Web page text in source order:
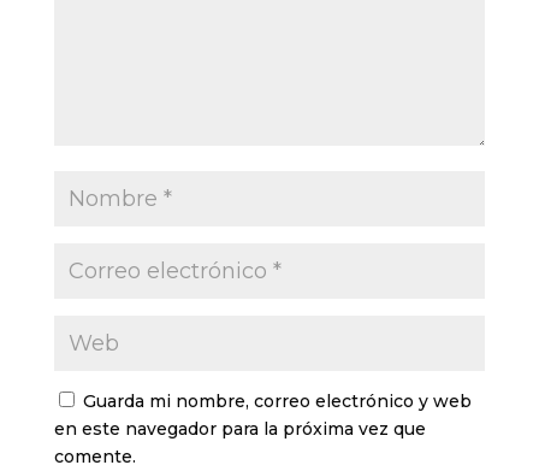
Guarda mi nombre, correo electrónico y web
en este navegador para la próxima vez que
comente.